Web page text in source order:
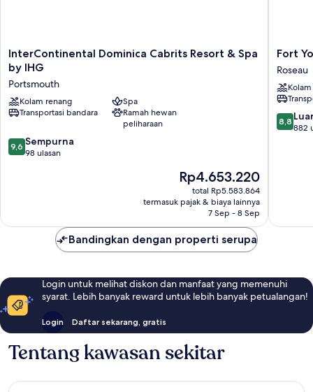
InterContinental
Dominica
Cabrits
Resort
&
Spa
IHG
Portsmouth
InterContinental Dominica Cabrits Resort & Spa
by IHG
Portsmouth
Kolam renang
Spa
Transportasi bandara
Ramah hewan
peliharaan
9.6
dari
9,6 Sempurna
98 ulasan
Harga
sekarang
Rp4.653.220
Rp4.653.220
total Rp5.583.864
termasuk pajak & biaya lainnya
7 Sep - 8 Sep
Fort
Young
Hotel
Roseau
Fort
Roseau
8.8
dari
8,8
882
Bandingkan dengan properti serupa
Login untuk melihat diskon dan manfaat yang memenuhi
syarat. Lebih banyak reward untuk lebih banyak petualangan!
Login Daftar sekarang, gratis
Tentang kawasan sekitar